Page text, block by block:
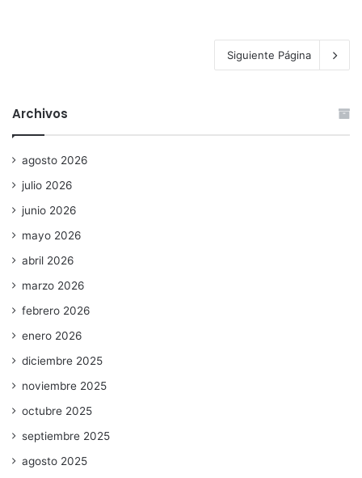
Siguiente Página
Archivos
agosto 2026
julio 2026
junio 2026
mayo 2026
abril 2026
marzo 2026
febrero 2026
enero 2026
diciembre 2025
noviembre 2025
octubre 2025
septiembre 2025
agosto 2025